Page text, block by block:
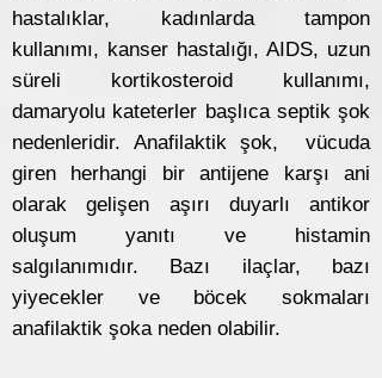
hastalıklar, kadınlarda tampon
kullanımı, kanser hastalığı, AIDS, uzun
süreli kortikosteroid kullanımı,
damaryolu kateterler başlıca septik şok
nedenleridir. Anafilaktik şok, vücuda
giren herhangi bir antijene karşı ani
olarak gelişen aşırı duyarlı antikor
oluşum yanıtı ve histamin
salgılanımıdır. Bazı ilaçlar, bazı
yiyecekler ve böcek sokmaları
anafilaktik şoka neden olabilir.